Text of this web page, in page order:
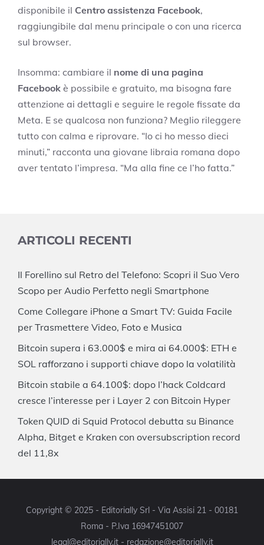
disponibile il Centro assistenza Facebook,
raggiungibile dal menu principale o con una ricerca
sul browser.
Insomma: cambiare il nome di una pagina
Facebook è possibile e gratuito, ma bisogna fare
attenzione ai dettagli e seguire le regole fissate da
Meta. E se qualcosa non funziona? Meglio rileggere
tutto con calma e riprovare. “Io ci ho messo dieci
minuti,” racconta una giovane libraia romana dopo
aver tentato l’impresa. “Ma alla fine ce l’ho fatta.”
ARTICOLI RECENTI
Il Forellino sul Retro del Telefono: Scopri il Suo Vero
Scopo per Audio Perfetto negli Smartphone
Come Collegare iPhone a Smart TV: Guida Facile
per Trasmettere Video, Foto e Musica
Bitcoin supera i 63.000$ e mira ai 64.000$: ETH e
SOL rafforzano i supporti chiave dopo la volatilità
Bitcoin stabile a 64.100$: dopo l’hack Coldcard
cresce l’interesse per i Layer 2 con Bitcoin Hyper
Token QUID di Squid Protocol debutta su Binance
Alpha, Bitget e Kraken con oversubscription record
del 11,8x
Copyright © 2025 - Editorially Srl - Via Assisi 21 - 00181
Roma - P.Iva 16947451007
legal@editorially.it - redazione@editorially.it